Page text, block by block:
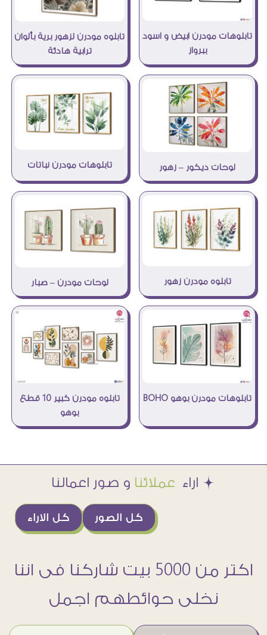
تابلوهات مودرن ابيض و اسود
ببرواز
تابلوه مودرن لزهور برية بألوان
ترابية هادئة
لوحات ديكور – زهور تابلوهات مودرن نباتات
تابلوه مودرن زهور لوحات مودرن – صبار
تابلوهات مودرن بوهو BOHO
تابلوه مودرن كبير 10 قطع
بوهو
Æ اراء عملائنا و صور اعمالنا
كل الاراء كل الصور
اكتر من 5000 بيت شاركنا فى اننا
نخلى حوائطهم اجمل